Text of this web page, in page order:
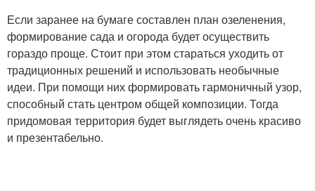
Если заранее на бумаге составлен план озеленения,
формирование сада и огорода будет осуществить
гораздо проще. Стоит при этом стараться уходить от
традиционных решений и использовать необычные
идеи. При помощи них формировать гармоничный узор,
способный стать центром общей композиции. Тогда
придомовая территория будет выглядеть очень красиво
и презентабельно.